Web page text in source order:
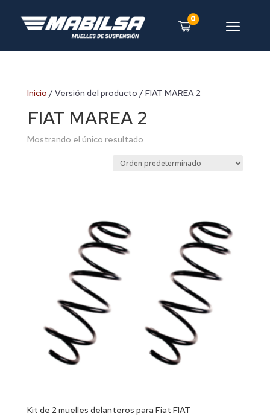
0 a
Inicio / Versión del producto / FIAT MAREA 2
FIAT MAREA 2
Mostrando el único resultado
Kit de 2 muelles delanteros para Fiat FIAT